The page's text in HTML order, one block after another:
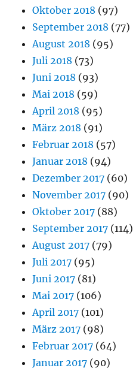
Oktober 2018 (97)
September 2018 (77)
August 2018 (95)
Juli 2018 (73)
Juni 2018 (93)
Mai 2018 (59)
April 2018 (95)
März 2018 (91)
Februar 2018 (57)
Januar 2018 (94)
Dezember 2017 (60)
November 2017 (90)
Oktober 2017 (88)
September 2017 (114)
August 2017 (79)
Juli 2017 (95)
Juni 2017 (81)
Mai 2017 (106)
April 2017 (101)
März 2017 (98)
Februar 2017 (64)
Januar 2017 (90)